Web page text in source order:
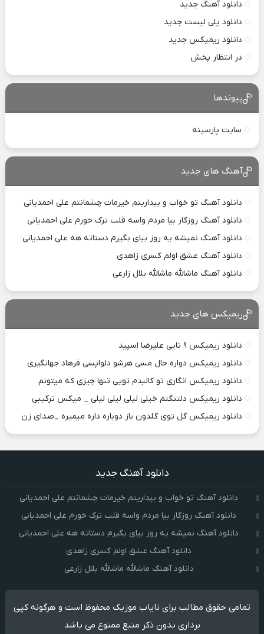
دانلود آهنگ جدید
دانلود پلی لیست جدید
دانلود ریمیکس جدید
در انتظار پخش
پیوندها
سایت پارسینه
آهنگ های جدید
دانلود آهنگ تو خواب و بیداریتم خیرمات چشمانتم علی احمدیانی
دانلود آهنگ روزگار بیا مردم واسه قلب ترک خورم علی احمدیانی
دانلود آهنگ نمیشه یه روز بیای بگیرم دستاته هه علی احمدیانی
دانلود آهنگ عشق اولم کسری زاهدی
دانلود آهنگ ماشالله ماشالله بلال زارعی
ریمیکس های جدید
دانلود ریمیکس ۹ تایی علیرضا اسپید
دانلود ریمیکس دواره حال مسی هرشو دلواپسی فرهاد جهانگیری
دانلود ریمیکس انگاری تو کالبدم تویی تنها چیزی که میتونم
دانلود ریمیکس دلتنگتم خیلی لیلی لیلی لیلی _ میکس ترکیبی
دانلود ریمیکس گل توی گلدون باز دوباره داره میمیره _صدای زن
دانلود آهنگ جدید
دانلود آهنگ تو خواب و بیداریتم خیرمات چشمانتم علی احمدیانی
دانلود آهنگ روزگار بیا مردم واسه قلب ترک خورم علی احمدیانی
دانلود آهنگ نمیشه یه روز بیای بگیرم دستاته هه علی احمدیانی
دانلود آهنگ عشق اولم کسری زاهدی
دانلود آهنگ ماشالله ماشالله بلال زارعی
تمامی حقوق مطالب برای نایاب موزیک محفوظ است و هرگونه کپی
برداری بدون ذکر منبع ممنوع می باشد